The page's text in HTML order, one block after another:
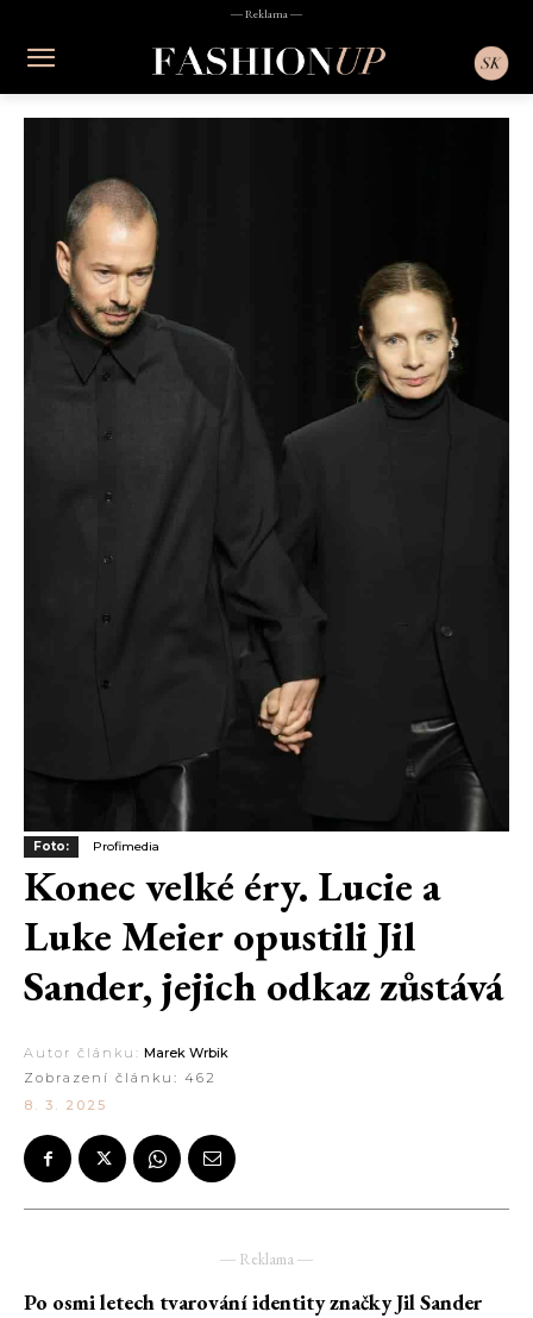
― Reklama ―
Foto: Profimedia
Konec velké éry. Lucie a
Luke Meier opustili Jil
Sander, jejich odkaz zůstává
Autor článku: Marek Wrbik
Zobrazení článku: 462
8. 3. 2025
― Reklama ―
Po osmi letech tvarování identity značky Jil Sander